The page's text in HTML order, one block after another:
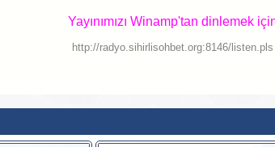
Yayınımızı Winamp'tan dinlemek
http://radyo.sihirlisohbet.org:8146/listen.pls